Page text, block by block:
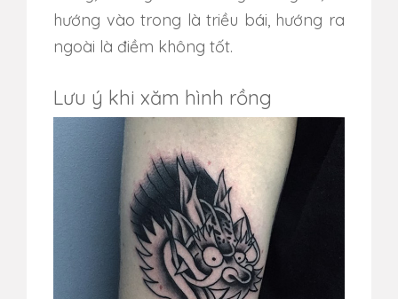
hướng vào trong là triều bái, hướng ra
ngoài là điềm không tốt.
Lưu ý khi xăm hình rồng